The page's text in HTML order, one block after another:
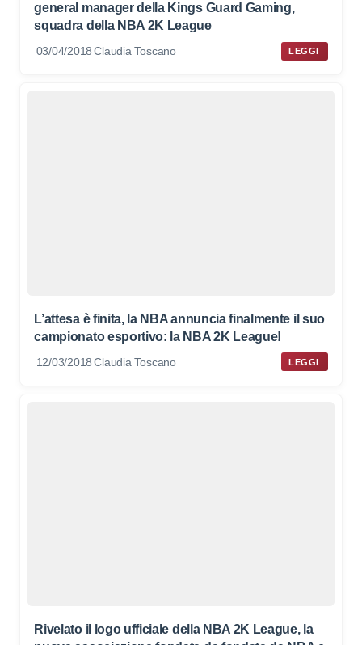
general manager della Kings Guard Gaming,
squadra della NBA 2K League
03/04/2018 Claudia Toscano LEGGI
L’attesa è finita, la NBA annuncia finalmente il suo
campionato esportivo: la NBA 2K League!
12/03/2018 Claudia Toscano LEGGI
Rivelato il logo ufficiale della NBA 2K League, la